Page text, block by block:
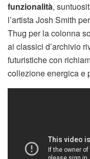
funzionalità,
l’artista Josh Smith
Thug per la colonna
ai classici d’archivio
futuristiche con
collezione energica e